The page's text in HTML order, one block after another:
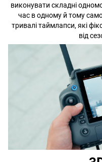
виконувати складні
час в одному й тому
тривалі таймлапси, які
від